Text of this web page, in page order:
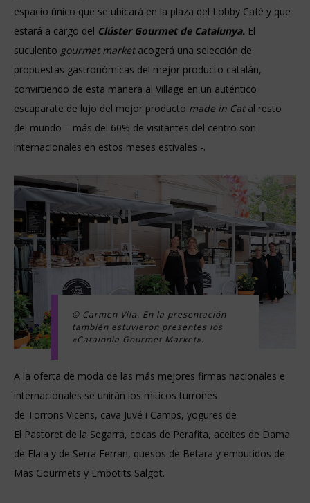
espacio único que se ubicará en la plaza del Lobby Café y que
estará a cargo del Clúster Gourmet de Catalunya. El
suculento gourmet marketacogerá una selección de
propuestas gastronómicas del mejor producto catalán,
convirtiendo de esta manera al Village en un auténtico
escaparate de lujo del mejor producto made in Catal resto
del mundo – más del 60% de visitantes del centro son
internacionales en estos meses estivales -.
© Carmen Vila. En la presentación
también estuvieron presentes los
«Catalonia Gourmet Market».
A la oferta de moda de las más mejores firmas nacionales e
internacionales se unirán los míticos turrones
de Torrons Vicens, cava Juvé i Camps, yogures de
El Pastoret de la Segarra, cocas de Perafita, aceites de Dama
de Elaia y de Serra Ferran, quesos de Betara y embutidos de
Mas Gourmets y Embotits Salgot.